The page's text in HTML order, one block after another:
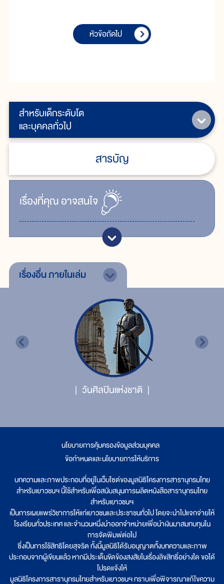
สำหรับเด็กระดับโต
และบุคคลทั่วไป
สารบัญ
เรื่ิองที่คุณอาจสนใจ
หัวข้อถัดไป
เรื่องอื่นภายในเล่ม
วันศิลปินแห่งชาติ
นโยบายการคุ้มครองข้อมูลส่วนบุคคล
ข้อกำหนดและนโยบายการให้บริการ
บทความและภาพประกอบที่อยู่ในเว็บไซต์ของมูลนิธิโครงการสารานุกรมไทย
สำหรับเยาวชนฯ นี้ใช้สำหรับเพื่อสนับสนุนการผลิตหนังสือสารานุกรมไทย
สำหรับเยาวชนฯ
เป็นการเผยแพร่วิชาการให้แก่เยาวชนและประชาชนทั่วไป โดยจะนำไปแจกจ่ายให้
โรงเรียนทั่วประเทศ และจำนวนหนึ่งนำออกจำหน่ายเพื่อนำเงินมาสมทบทุนใน
การจัดพิมพ์ต่อไป
ซึ่งเป็นการใช้สิทธิโดยสุจริต ทั้งนี้มูลนิธิได้รับอนุญาตทั้งบทความและภาพ
ประกอบจากผู้เขียนแล้ว หากมีประเด็นขัดข้องสงสัยในเรื่องลิขสิทธิ์อย่างใด ขอได้
โปรดแจ้งให้
มูลนิธิโครงการสารานุกรมไทยสำหรับเยาวชนฯ ทราบเพื่อพิจารณาแก้ไขความ